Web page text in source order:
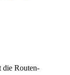
die Routen-